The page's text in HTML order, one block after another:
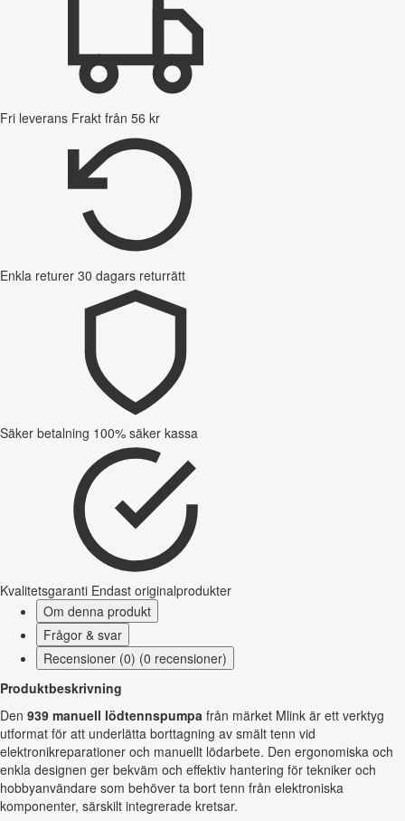
Fri leverans Frakt från 56 kr
Enkla returer 30 dagars returrätt
Säker betalning 100% säker kassa
Kvalitetsgaranti Endast originalprodukter
Om denna produkt
Frågor & svar
Recensioner (0) (0 recensioner)
Produktbeskrivning
Den 939 manuell lödtennspumpa från märket Mlink är ett verktyg
utformat för att underlätta borttagning av smält tenn vid
elektronikreparationer och manuellt lödarbete. Den ergonomiska och
enkla designen ger bekväm och effektiv hantering för tekniker och
hobbyanvändare som behöver ta bort tenn från elektroniska
komponenter, särskilt integrerade kretsar.